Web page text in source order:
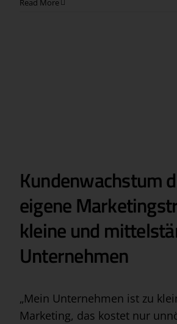
Read More
Kundenwachstum
eigene
kleine und
Unternehmen
„Mein Unternehmen ist zu
Marketing, das kostet nur